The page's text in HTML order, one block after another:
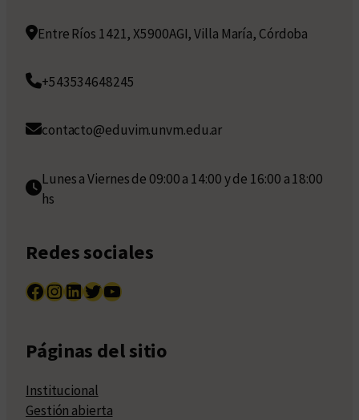
Entre Ríos 1421, X5900AGI, Villa María, Córdoba
+543534648245
contacto@eduvim.unvm.edu.ar
Lunes a Viernes de 09:00 a 14:00 y de 16:00 a 18:00
hs
Redes sociales
Facebook InstagramLinkedIn Twitter YouTube
Páginas del sitio
Institucional
Gestión abierta